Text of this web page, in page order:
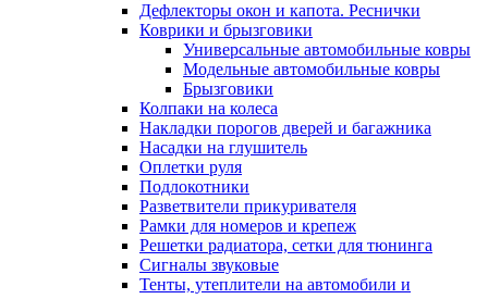
Дефлекторы окон и капота. Реснички
Коврики и брызговики
Универсальные автомобильные ковры
Модельные автомобильные ковры
Брызговики
Колпаки на колеса
Накладки порогов дверей и багажника
Насадки на глушитель
Оплетки руля
Подлокотники
Разветвители прикуривателя
Рамки для номеров и крепеж
Решетки радиатора, сетки для тюнинга
Сигналы звуковые
Тенты, утеплители на автомобили и